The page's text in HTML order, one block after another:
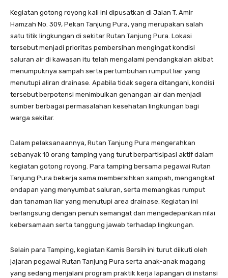
Kegiatan gotong royong kali ini dipusatkan di Jalan T. Amir
Hamzah No. 309, Pekan Tanjung Pura, yang merupakan salah
satu titik lingkungan di sekitar Rutan Tanjung Pura. Lokasi
tersebut menjadi prioritas pembersihan mengingat kondisi
saluran air di kawasan itu telah mengalami pendangkalan akibat
menumpuknya sampah serta pertumbuhan rumput liar yang
menutupi aliran drainase. Apabila tidak segera ditangani, kondisi
tersebut berpotensi menimbulkan genangan air dan menjadi
sumber berbagai permasalahan kesehatan lingkungan bagi
warga sekitar.
Dalam pelaksanaannya, Rutan Tanjung Pura mengerahkan
sebanyak 10 orang tamping yang turut berpartisipasi aktif dalam
kegiatan gotong royong. Para tamping bersama pegawai Rutan
Tanjung Pura bekerja sama membersihkan sampah, mengangkat
endapan yang menyumbat saluran, serta memangkas rumput
dan tanaman liar yang menutupi area drainase. Kegiatan ini
berlangsung dengan penuh semangat dan mengedepankan nilai
kebersamaan serta tanggung jawab terhadap lingkungan.
Selain para Tamping, kegiatan Kamis Bersih ini turut diikuti oleh
jajaran pegawai Rutan Tanjung Pura serta anak-anak magang
yang sedang menjalani program praktik kerja lapangan di instansi